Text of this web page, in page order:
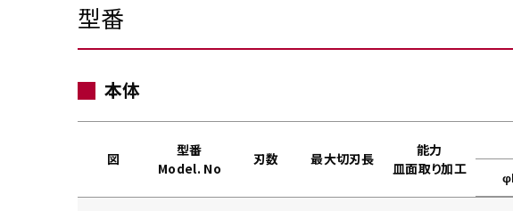
型番
本体
図
型番
Model. No
刃数 最大切刃長
能力
皿面取り加工